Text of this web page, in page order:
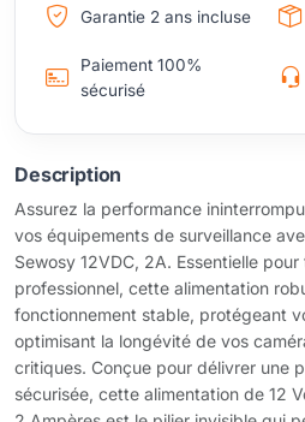
Garantie 2 ans incluse
Paiement 100%
sécurisé
Description
Assurez la performance
vos équipements de surveillance
Sewosy 12VDC, 2A. Essentielle
professionnel, cette alimentation
fonctionnement stable, protégeant
optimisant la longévité de vos
critiques. Conçue pour délivrer une
sécurisée, cette alimentation de 12